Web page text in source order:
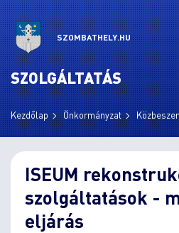
SZOMBATHELY.HU
SZOLGÁLTATÁS
Kezdőlap Önkormányzat
ISEUM
szolgáltatások -
eljárás